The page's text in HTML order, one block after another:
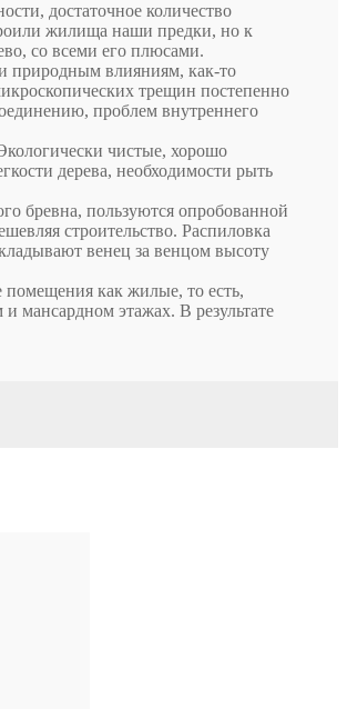
достаточное количество
жилища наши предки, но к
со всеми его плюсами.
природным влияниям, как-то
трещин постепенно
проблем внутреннего
чистые, хорошо
дерева, необходимости рыть
бревна, пользуются опробованной
строительство. Распиловка
венец за венцом высоту
помещения как жилые, то есть,
мансардном этажах. В результате